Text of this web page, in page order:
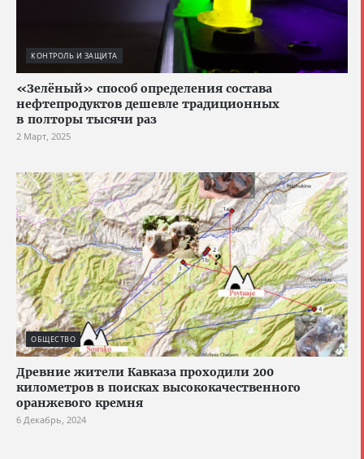
КОНТРОЛЬ И ЗАЩИТА
«Зелёный» способ определения состава
нефтепродуктов дешевле традиционных
в полторы тысячи раз
2 Март, 2025
ОБЩЕСТВО
Древние жители Кавказа проходили 200
километров в поисках высококачественного
оранжевого кремня
6 Декабрь, 2024